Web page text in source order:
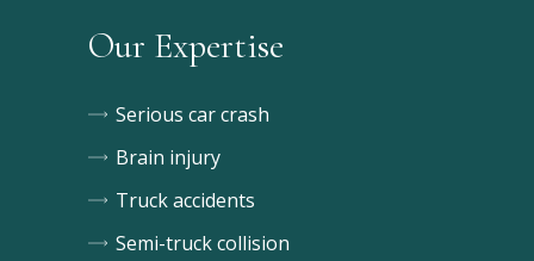
Our Expertise
Serious car crash
Brain injury
Truck accidents
Semi-truck collision